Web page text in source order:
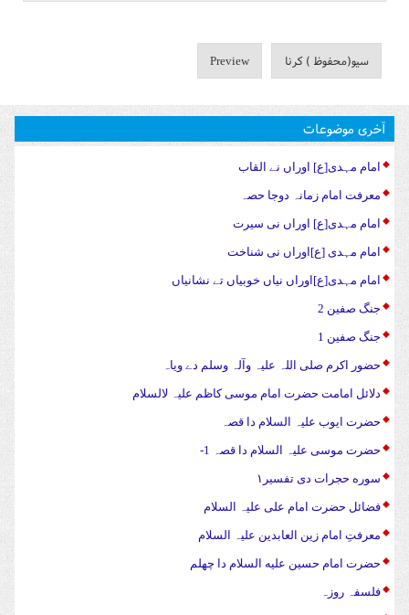
آخری موضوعات
امام مہدی[ع] اوراں نے القاب
معرفت امام زمانہ دوجا حصہ
امام مہدی[ع] اوراں نی سیرت
امام مہدی [ع]اوراں نی شناخت
امام مہدی[ع]اوراں نیاں خوبیاں تے نشانیاں
جنگ صفین 2
جنگ صفین 1
حضور اکرم صلی اللہ علیہ وآلہ وسلم دے ویاہ
دلائل امامت حضرت امام موسی کاظم علیہ لالسلام
حضرت ایوب علیہ السلام دا قصہ
حضرت موسی علیہ السلام دا قصہ 1-
سوره حجرات دی تفسیر۱
فضائل حضرت امام علی علیہ السلام
معرفتِ امام زین العابدین علیہ السلام
حضرت امام حسین علیه السلام دا چهلم
فلسفہ روزہ